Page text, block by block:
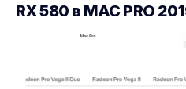
RX 580 в MAC PRO